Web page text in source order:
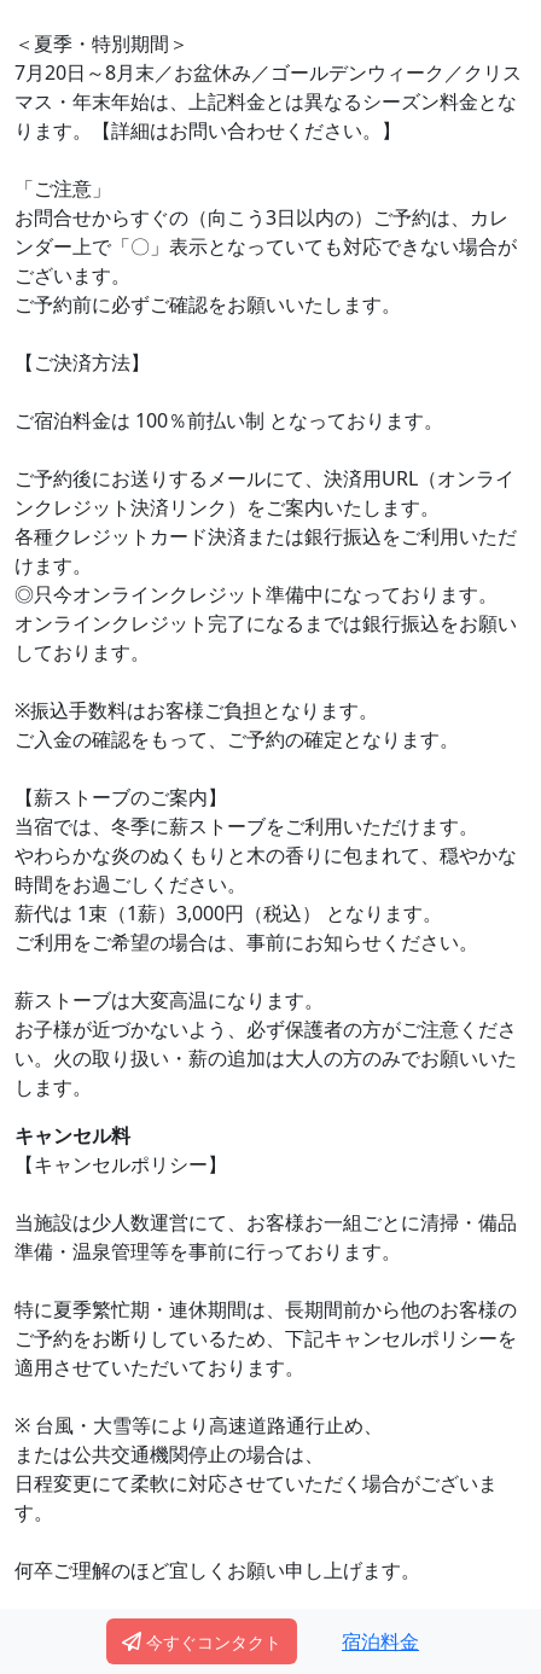
＜夏季・特別期間＞
7月20日～8月末／お盆休み／ゴールデンウィーク／クリス
マス・年末年始は、上記料金とは異なるシーズン料金とな
ります。【詳細はお問い合わせください。】
「ご注意」
お問合せからすぐの（向こう3日以内の）ご予約は、カレ
ンダー上で「〇」表示となっていても対応できない場合が
ございます。
ご予約前に必ずご確認をお願いいたします。
【ご決済方法】
ご宿泊料金は 100％前払い制 となっております。
ご予約後にお送りするメールにて、決済用URL（オンライ
ンクレジット決済リンク）をご案内いたします。
各種クレジットカード決済または銀行振込をご利用いただ
けます。
◎只今オンラインクレジット準備中になっております。
オンラインクレジット完了になるまでは銀行振込をお願い
しております。
※振込手数料はお客様ご負担となります。
ご入金の確認をもって、ご予約の確定となります。
【薪ストーブのご案内】
当宿では、冬季に薪ストーブをご利用いただけます。
やわらかな炎のぬくもりと木の香りに包まれて、穏やかな
時間をお過ごしください。
薪代は 1束（1薪）3,000円（税込） となります。
ご利用をご希望の場合は、事前にお知らせください。
薪ストーブは大変高温になります。
お子様が近づかないよう、必ず保護者の方がご注意くださ
い。火の取り扱い・薪の追加は大人の方のみでお願いいた
します。
キャンセル料
【キャンセルポリシー】
当施設は少人数運営にて、お客様お一組ごとに清掃・備品
準備・温泉管理等を事前に行っております。
特に夏季繁忙期・連休期間は、長期間前から他のお客様の
ご予約をお断りしているため、下記キャンセルポリシーを
適用させていただいております。
※ 台風・大雪等により高速道路通行止め、
または公共交通機関停止の場合は、
日程変更にて柔軟に対応させていただく場合がございま
す。
何卒ご理解のほど宜しくお願い申し上げます。
【通常期間】
今すぐコンタクト 宿泊料金